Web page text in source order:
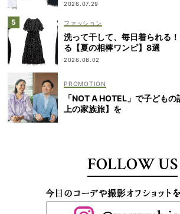
2026.07.29
ファッション
洗って干して、毎日着られる
る【夏の相棒ワンピ】8選
2026.08.02
「NOT A HOTEL」で子ども
上の家族旅】を
FOLLOW US